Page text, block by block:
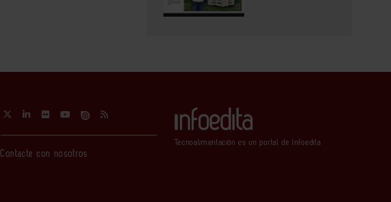
Contacte con nosotros
Tecnoalimentación es un portal de Infoedita